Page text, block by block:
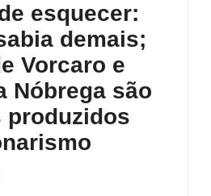
esquecer:
demais;
Vorcaro e
Nóbrega são
produzidos